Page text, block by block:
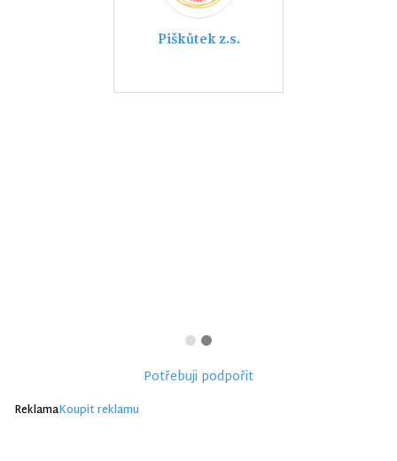
Piškůtek z.s.
Potřebuji podpořit
ReklamaKoupit reklamu